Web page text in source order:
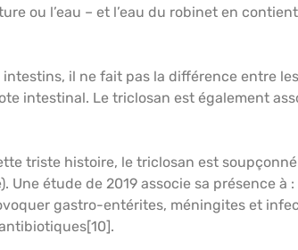
ou l’eau – et l’eau du robinet en
il ne fait pas la différence entre
intestinal. Le triclosan est également
triste histoire, le triclosan est
étude de 2019 associe sa présence à :
gastro-entérites, méningites et